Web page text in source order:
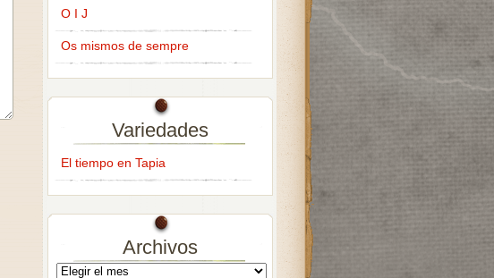
O I J
Os mismos de sempre
Variedades
El tiempo en Tapia
Archivos